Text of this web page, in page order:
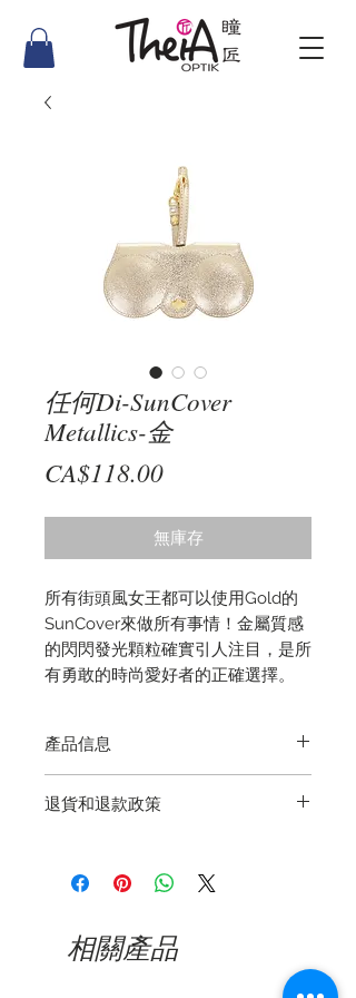
任何Di-SunCover
Metallics-金
CA$118.00價
無庫存
所有街頭風女王都可以使用Gold的
SunCover來做所有事情！金屬質感
的閃閃發光顆粒確實引人注目，是所
有勇敢的時尚愛好者的正確選擇。
產品信息
態的小工具！沒有任何其他聲明能像
痕和壓力痕跡，並且不會在包中佔用
注目，您的手可以自由放鬆，您的眼
鏡隨時可以拿到。
擁有設計專利的SunCover適合各種
退貨和退款政策
退回Theia Optik購買的商品，那麼
從收到訂單進行交換或退貨之日起，
回新的，未使用的。如果由於進一步
使用而導致貨物變質，我們保留要求
相關產品